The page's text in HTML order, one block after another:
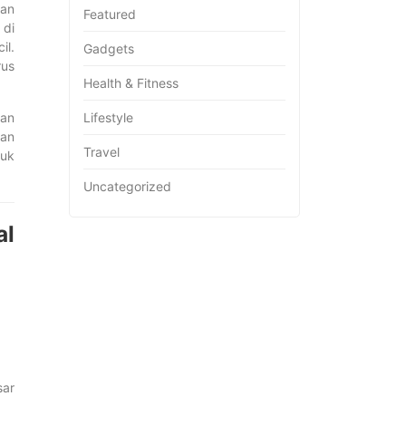
di
Featured
Gadgets
Health & Fitness
Lifestyle
Travel
Uncategorized